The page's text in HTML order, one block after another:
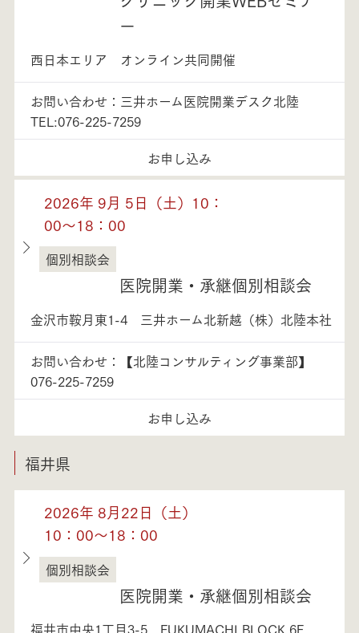
ー
西日本エリア オンライン共同開催
お問い合わせ：三井ホーム医院開業デスク北陸
TEL:076-225-7259
お申し込み
2026年 9月 5日（土）10：
00～18：00
石川県
個別相談会
医院開業・承継個別相談会
金沢市鞍月東1-4 三井ホーム北新越（株）北陸本社
お問い合わせ：【北陸コンサルティング事業部】
076-225-7259
お申し込み
福井県
2026年 8月22日（土）
10：00～18：00
福井県
個別相談会
医院開業・承継個別相談会
福井市中央1丁目3-5 FUKUMACHI BLOCK 6F